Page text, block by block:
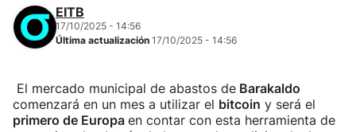
EITB
17/10/2025 - 14:56
Última actualización 17/10/2025 - 14:56
El mercado municipal de abastos de Barakaldo
comenzará en un mes a utilizar el bitcoin y será el
primero de Europa en contar con esta herramienta de